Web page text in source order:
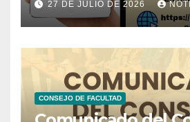
27 DE JULIO DE 2026
CONSEJO DE FACULTAD